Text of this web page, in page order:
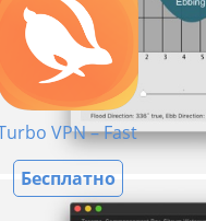
VPN – Fast VPN
Бесплатно